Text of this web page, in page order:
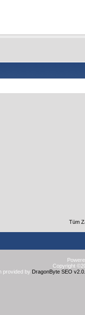
Tüm
Copyright
provided by DragonByte SEO